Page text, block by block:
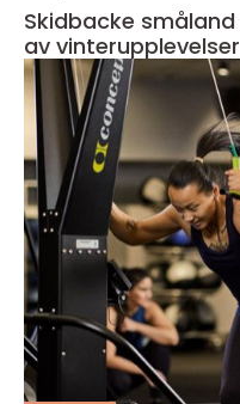
Skidbacke småland nära, familjärt och fullt
av vinterupplevelser